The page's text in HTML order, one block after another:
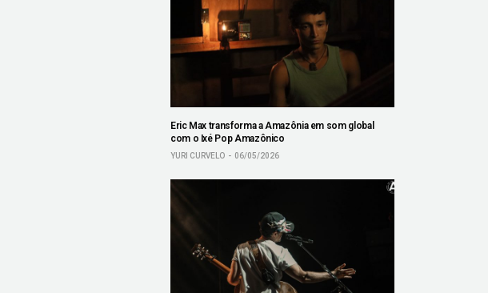
Eric Max transforma a Amazônia em som global
com o Ixé Pop Amazônico
YURI CURVELO 06/05/2026